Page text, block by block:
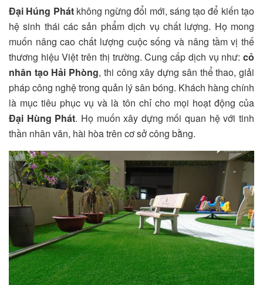
Đại Húng Phátkhông ngừng đổi mới, sáng tạo để kiến tạo
hệ sinh thái các sản phẩm dịch vụ chất lượng. Họ mong
muốn nâng cao chất lượng cuộc sống và nâng tầm vị thế
thương hiệu Việt trên thị trường. Cung cấp dịch vụ như: cỏ
nhân tạo Hải Phòng, thi công xây dựng sân thể thao, giải
pháp công nghệ trong quản lý sân bóng. Khách hàng chính
là mục tiêu phục vụ và là tôn chỉ cho mọi hoạt động của
Đại Hùng Phát. Họ muốn xây dựng mối quan hệ với tinh
thần nhân văn, hài hòa trên cơ sở công bằng.